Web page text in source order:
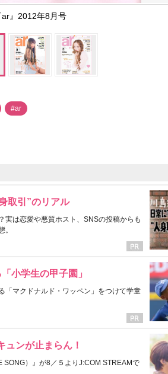
ar』2012年8月号
#ar
取引”のリアル
実は恋愛や悪質ホスト、SNSの投稿からも
。
小学生の甲子園」
「マクドナルド・ワッペン」をつけて学童
ュンが止まらん！
）』が8／５よりJ:COM STREAMで